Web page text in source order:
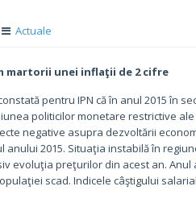
Actuale
martorii unei inflaţii de 2 cifre
pentru IPN că în anul 2015 în
politicilor monetare restrictive
negative asupra dezvoltării
anului 2015. Situaţia instabilă în
evoluţia preţurilor din acest an.
scad. Indicele câştigului